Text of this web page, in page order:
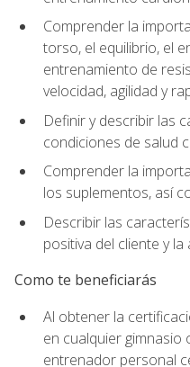
Comprender la
torso, el equilibrio, el
entrenamiento de
velocidad, agilidad y
Definir y describir las
condiciones de salud
Comprender la
los suplementos, así
Describir las
positiva del cliente y
Como te beneficiarás
Al obtener la
en cualquier gimnasio
entrenador personal